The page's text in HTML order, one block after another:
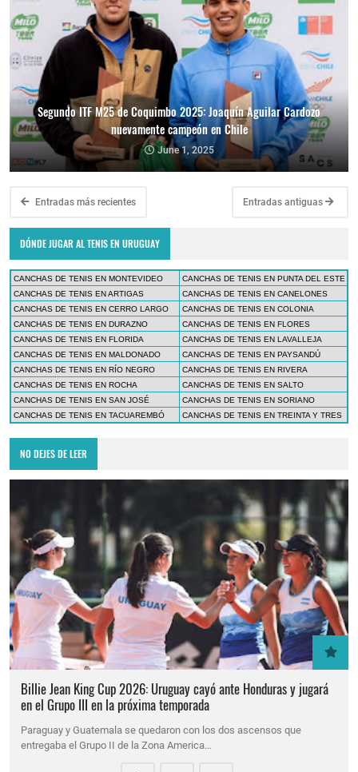
Segundo ITF M25 de Coquimbo 2025: Joaquín Aguilar Cardozo
nuevamente campeón en Chile
June 1, 2025
Entradas más recientes Entradas antiguas
DÓNDE JUGAR AL TENIS EN URUGUAY
CANCHAS DE TENIS EN MONTEVIDEO
CANCHAS DE TENIS EN PUNTA DEL ESTE
CANCHAS DE TENIS EN ARTIGAS
CANCHAS DE TENIS EN CANELONES
CANCHAS DE TENIS EN CERRO LARGO
CANCHAS DE TENIS EN COLONIA
CANCHAS DE TENIS EN DURAZNO
CANCHAS DE TENIS EN FLORES
CANCHAS DE TENIS EN FLORIDA
CANCHAS DE TENIS EN LAVALLEJA
CANCHAS DE TENIS EN MALDONADO
CANCHAS DE TENIS EN PAYSANDÚ
CANCHAS DE TENIS EN RÍO NEGRO
CANCHAS DE TENIS EN RIVERA
CANCHAS DE TENIS EN ROCHA
CANCHAS DE TENIS EN SALTO
CANCHAS DE TENIS EN SAN JOSÉ
CANCHAS DE TENIS EN SORIANO
CANCHAS DE TENIS EN TACUAREMBÓ
CANCHAS DE TENIS EN TREINTA Y TRES
NO DEJES DE LEER
Billie Jean King Cup 2026: Uruguay cayó ante Honduras y jugará
en el Grupo III en la próxima temporada
Paraguay y Guatemala se quedaron con los dos ascensos que
entregaba el Grupo II de la Zona America…